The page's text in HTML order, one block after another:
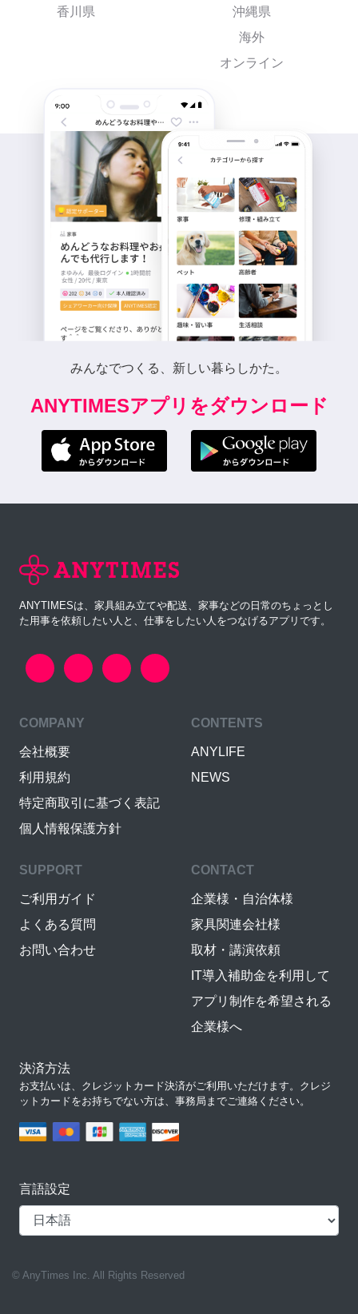
香川県
沖縄県
海外
オンライン
みんなでつくる、新しい暮らしかた。
ANYTIMESアプリをダウンロード
ANYTIMESは、家具組み立てや配送、家事などの日常のちょっとし
た用事を依頼したい人と、仕事をしたい人をつなげるアプリです。
COMPANY
会社概要
利用規約
特定商取引に基づく表記
個人情報保護方針
CONTENTS
ANYLIFE
NEWS
SUPPORT
ご利用ガイド
よくある質問
お問い合わせ
CONTACT
企業様・自治体様
家具関連会社様
取材・講演依頼
IT導入補助金を利用して
アプリ制作を希望される
企業様へ
決済方法
お支払いは、クレジットカード決済がご利用いただけます。クレジ
ットカードをお持ちでない方は、事務局までご連絡ください。
言語設定
© AnyTimes Inc. All Rights Reserved